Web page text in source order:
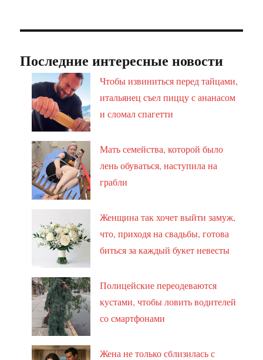
Последние интересные новости
Чтобы извиниться перед тайцами,
итальянец съел пиццу с ананасом
и сломал спагетти
Мать семейства, которой было
лень обуваться, наступила на
грабли
Женщина так хочет выйти замуж,
что, приходя на свадьбы, готова
биться за каждый букет невесты
Полицейские переодеваются
кустами, чтобы ловить водителей
со смартфонами
Жена не только сблизилась с